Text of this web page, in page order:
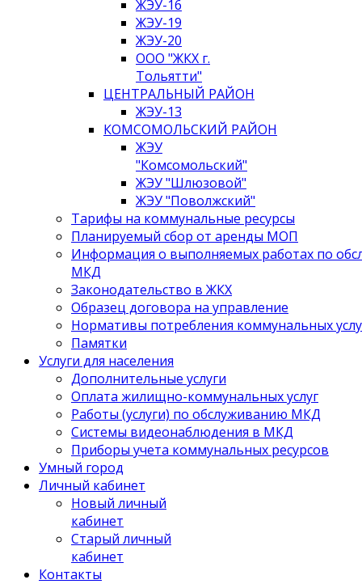
ЖЭУ-16
ЖЭУ-19
ЖЭУ-20
ООО "ЖКХ г.
Тольятти"
ЦЕНТРАЛЬНЫЙ РАЙОН
ЖЭУ-13
КОМСОМОЛЬСКИЙ РАЙОН
ЖЭУ
"Комсомольский"
ЖЭУ "Шлюзовой"
ЖЭУ "Поволжский"
Тарифы на коммунальные ресурсы
Планируемый сбор от аренды МОП
Информация о выполняемых работах по
МКД
Законодательство в ЖКХ
Образец договора на управление
Нормативы потребления коммунальных
Памятки
Услуги для населения
Дополнительные услуги
Оплата жилищно-коммунальных услуг
Работы (услуги) по обслуживанию МКД
Системы видеонаблюдения в МКД
Приборы учета коммунальных ресурсов
Умный город
Личный кабинет
Новый личный
кабинет
Старый личный
кабинет
Контакты